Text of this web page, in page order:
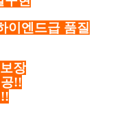
이엔드급 품질
장
!!